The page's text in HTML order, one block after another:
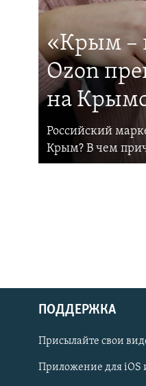
Українською
Qırımtatar
«Крым –
Ozon
на
Российский
Крым? В чем
ПОДДЕРЖКА
Присылайте свои
Приложение для iOS